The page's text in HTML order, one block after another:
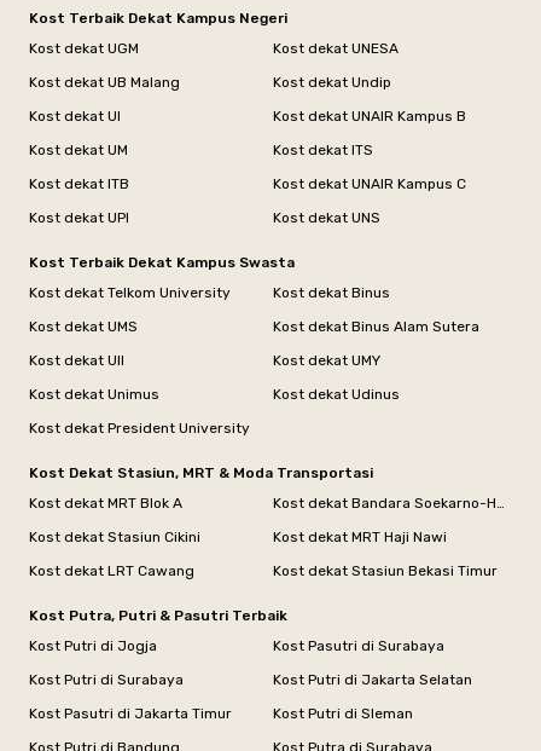
Kost Terbaik Dekat Kampus Negeri
Kost dekat UGM
Kost dekat UNESA
Kost dekat UB Malang
Kost dekat Undip
Kost dekat UI
Kost dekat UNAIR Kampus B
Kost dekat UM
Kost dekat ITS
Kost dekat ITB
Kost dekat UNAIR Kampus C
Kost dekat UPI
Kost dekat UNS
Kost Terbaik Dekat Kampus Swasta
Kost dekat Telkom University
Kost dekat Binus
Kost dekat UMS
Kost dekat Binus Alam Sutera
Kost dekat UII
Kost dekat UMY
Kost dekat Unimus
Kost dekat Udinus
Kost dekat President University
Kost Dekat Stasiun, MRT & Moda Transportasi
Kost dekat MRT Blok A
Kost dekat Bandara Soekarno-Hatta
Kost dekat Stasiun Cikini
Kost dekat MRT Haji Nawi
Kost dekat LRT Cawang
Kost dekat Stasiun Bekasi Timur
Kost Putra, Putri & Pasutri Terbaik
Kost Putri di Jogja
Kost Pasutri di Surabaya
Kost Putri di Surabaya
Kost Putri di Jakarta Selatan
Kost Pasutri di Jakarta Timur
Kost Putri di Sleman
Kost Putri di Bandung
Kost Putra di Surabaya